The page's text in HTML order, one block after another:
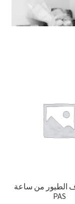
الطيور من ساعة
PAS